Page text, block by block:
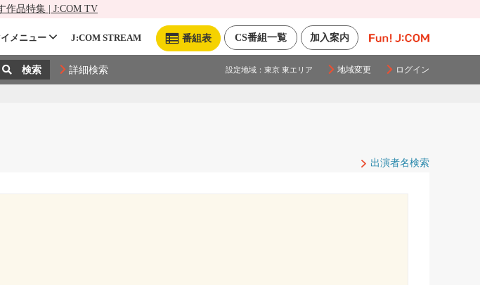
作品特集 | J:COM TV
加入案内
CS番組一覧
番組表
メニュー J:COM STREAM
詳細検索 設定地域： 東京 東エリア 地域変更 ログイン
出演者名検索